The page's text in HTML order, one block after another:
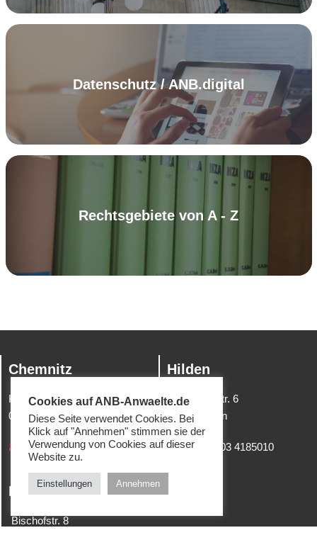
Datenschutz / ANB.digital
Rechtsgebiete von A - Z
Chemnitz
Kanzlerstr. 6
09112 Chemnitz
Tel.:0371 6446465
Hilden
Schwanenstr. 6
40721 Hilden
Tel.: 02103 4185010
Krefeld
Bischofstr. 8
Cookies auf ANB-Anwaelte.de
Diese Seite verwendet Cookies. Bei
Klick auf "Annehmen" stimmen sie der
Verwendung von Cookies auf dieser
Website zu.
Einstellungen Annehmen